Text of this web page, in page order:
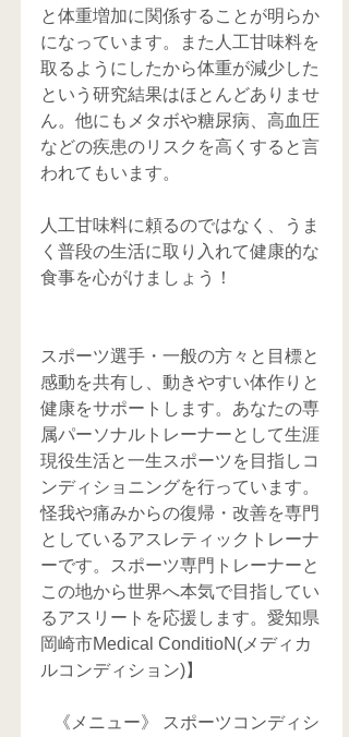
と体重増加に関係することが明らか
になっています。また人工甘味料を
取るようにしたから体重が減少した
という研究結果はほとんどありませ
ん。他にもメタボや糖尿病、高血圧
などの疾患のリスクを高くすると言
われてもいます。
人工甘味料に頼るのではなく、うま
く普段の生活に取り入れて健康的な
食事を心がけましょう！
スポーツ選手・一般の方々と目標と
感動を共有し、動きやすい体作りと
健康をサポートします。あなたの専
属パーソナルトレーナーとして生涯
現役生活と一生スポーツを目指しコ
ンディショニングを行っています。
怪我や痛みからの復帰・改善を専門
としているアスレティックトレーナ
ーです。スポーツ専門トレーナーと
この地から世界へ本気で目指してい
るアスリートを応援します。愛知県
岡崎市Medical ConditioN(メディカ
ルコンディション)】